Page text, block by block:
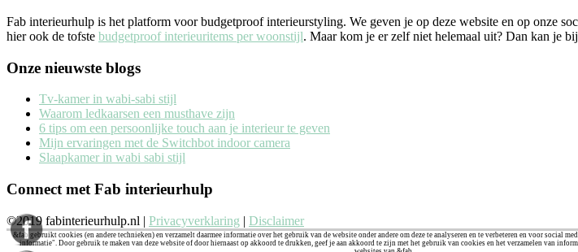
Fab interieurhulp is het platform voor budgetproof interieurstyling. We geven je op deze website en op onze
hier ook de tofste budgetproof interieuritems per woonstijl. Maar kom je er zelf niet helemaal uit? Dan kan je
Onze nieuwste blogs
Tv-kamer in wabi-sabi stijl
Waarom ledkaarsen een musthave zijn
6 tips om een persoonlijke touch aan je interieur te geven
Mijn ervaringen met de Switchbot indoor camera
Slaapkamer in wabi sabi stijl
Connect met Fab interieurhulp
©2019 fabinterieurhulp.nl | Privacyverklaring | Disclaimer
&fab gebruikt cookies (en andere technieken) en verzamelt daarmee informatie over het gebruik van de website onder andere om deze te analyseren en te verbeteren en voor social
informatie". Door gebruik te maken van deze website of door hiernaast op akkoord te drukken, geef je aan akkoord te zijn met het gebruik van cookies en het verzamelen van